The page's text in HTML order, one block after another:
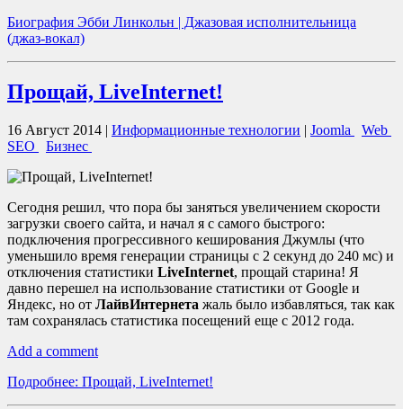
Биография Эбби Линкольн | Джазовая исполнительница
(джаз-вокал)
Прощай, LiveInternet!
16 Август 2014 | Информационные технологии | Joomla
Web
SEO
Бизнес
Сегодня решил, что пора бы заняться увеличением скорости
загрузки своего сайта, и начал я с самого быстрого:
подключения прогрессивного кеширования Джумлы (что
уменьшило время генерации страницы с 2 секунд до 240 мс) и
отключения статистики LiveInternet, прощай старина! Я
давно перешел на использование статистики от Google и
Яндекс, но от ЛайвИнтернета жаль было избавляться, так как
там сохранялась статистика посещений еще с 2012 года.
Add a comment
Подробнее: Прощай, LiveInternet!